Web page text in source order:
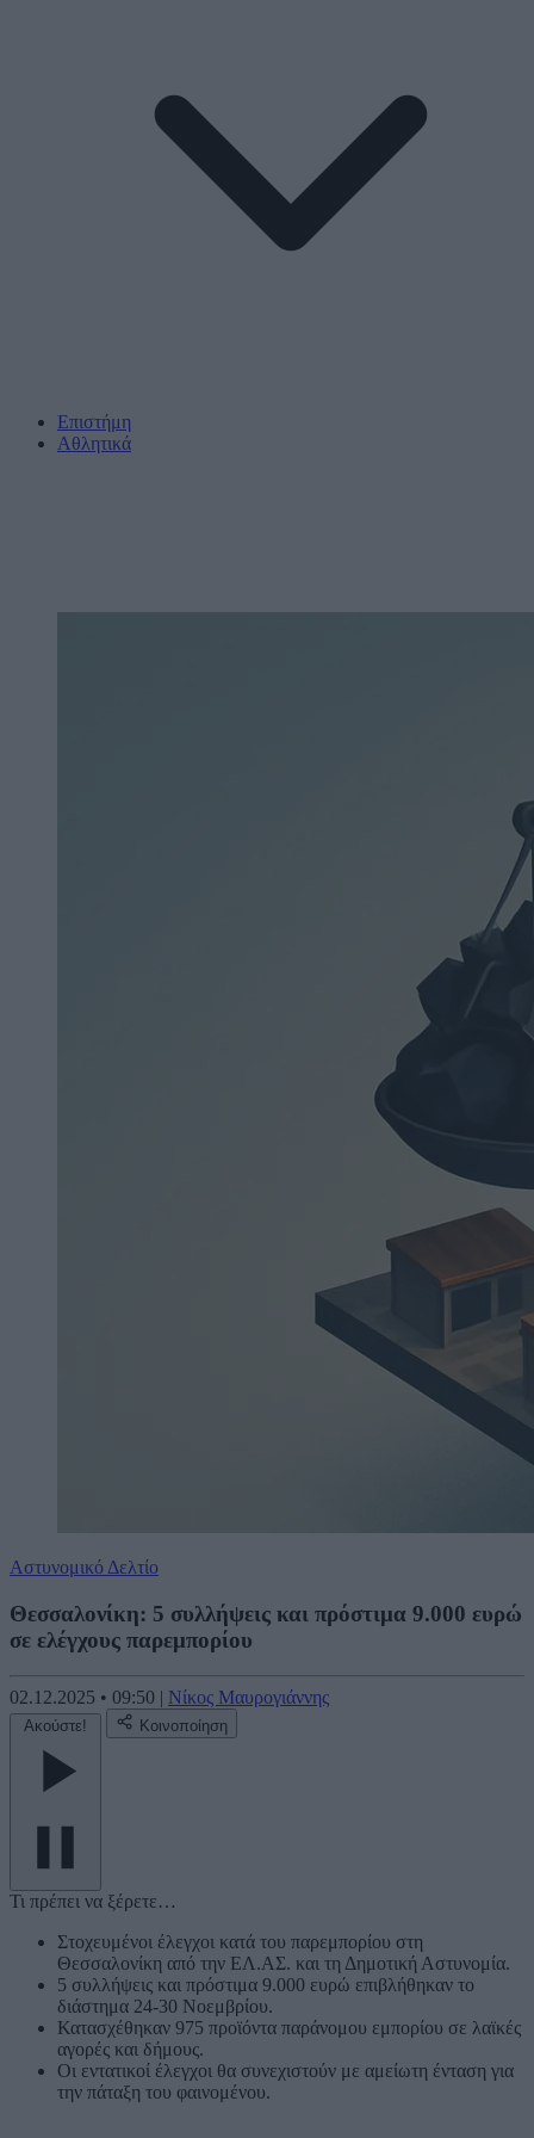
Επιστήμη
Αθλητικά
Αστυνομικό Δελτίο
Θεσσαλονίκη: 5 συλλήψεις και πρόστιμα 9.000 ευρώ
σε ελέγχους παρεμπορίου
02.12.2025 • 09:50 | Νίκος Μαυρογιάννης
Ακούστε! Κοινοποίηση
Τι πρέπει να ξέρετε…
Στοχευμένοι έλεγχοι κατά του παρεμπορίου στη
Θεσσαλονίκη από την ΕΛ.ΑΣ. και τη Δημοτική Αστυνομία.
5 συλλήψεις και πρόστιμα 9.000 ευρώ επιβλήθηκαν το
διάστημα 24-30 Νοεμβρίου.
Κατασχέθηκαν 975 προϊόντα παράνομου εμπορίου σε λαϊκές
αγορές και δήμους.
Οι εντατικοί έλεγχοι θα συνεχιστούν με αμείωτη ένταση για
την πάταξη του φαινομένου.